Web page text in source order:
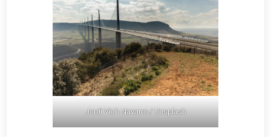
Jordi Vich Navarro / Unsplash